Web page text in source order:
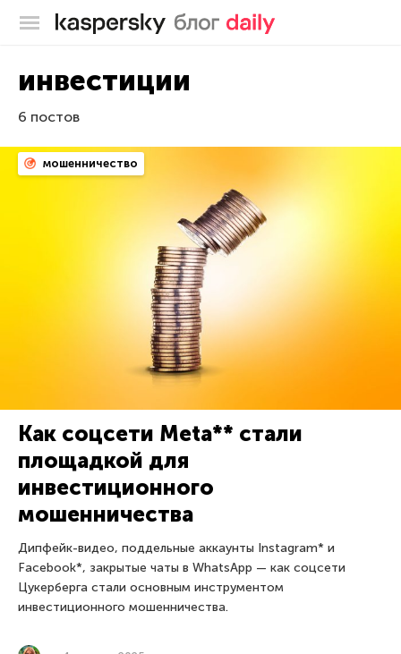
Блог Касперского
инвестиции
6 постов
мошенничество
Как соцсети Meta** стали
площадкой для
инвестиционного
мошенничества
Дипфейк-видео, поддельные аккаунты Instagram* и
Facebook*, закрытые чаты в WhatsApp — как соцсети
Цукерберга стали основным инструментом
инвестиционного мошенничества.